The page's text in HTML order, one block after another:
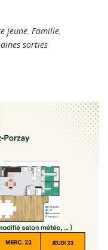
jeune, Famille,
sorties